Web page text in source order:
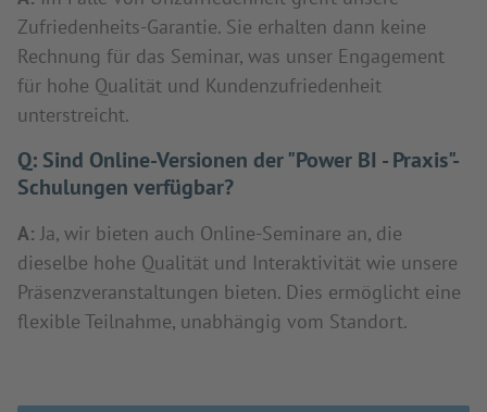
Zufriedenheits-Garantie. Sie erhalten dann keine
Rechnung für das Seminar, was unser Engagement
für hohe Qualität und Kundenzufriedenheit
unterstreicht.
Q: Sind Online-Versionen der "Power BI - Praxis"-
Schulungen verfügbar?
A: Ja, wir bieten auch Online-Seminare an, die
dieselbe hohe Qualität und Interaktivität wie unsere
Präsenzveranstaltungen bieten. Dies ermöglicht eine
flexible Teilnahme, unabhängig vom Standort.